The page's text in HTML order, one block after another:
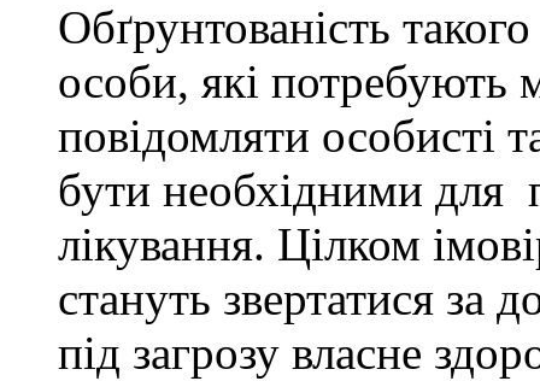
Обґрунтованість
особи, які потребують
повідомляти особисті
бути необхідними для
лікування. Цілком
стануть звертатися за
під загрозу власне